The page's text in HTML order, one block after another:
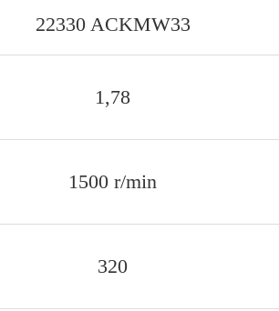
22330 ACKMW33
1,78
1500 r/min
320